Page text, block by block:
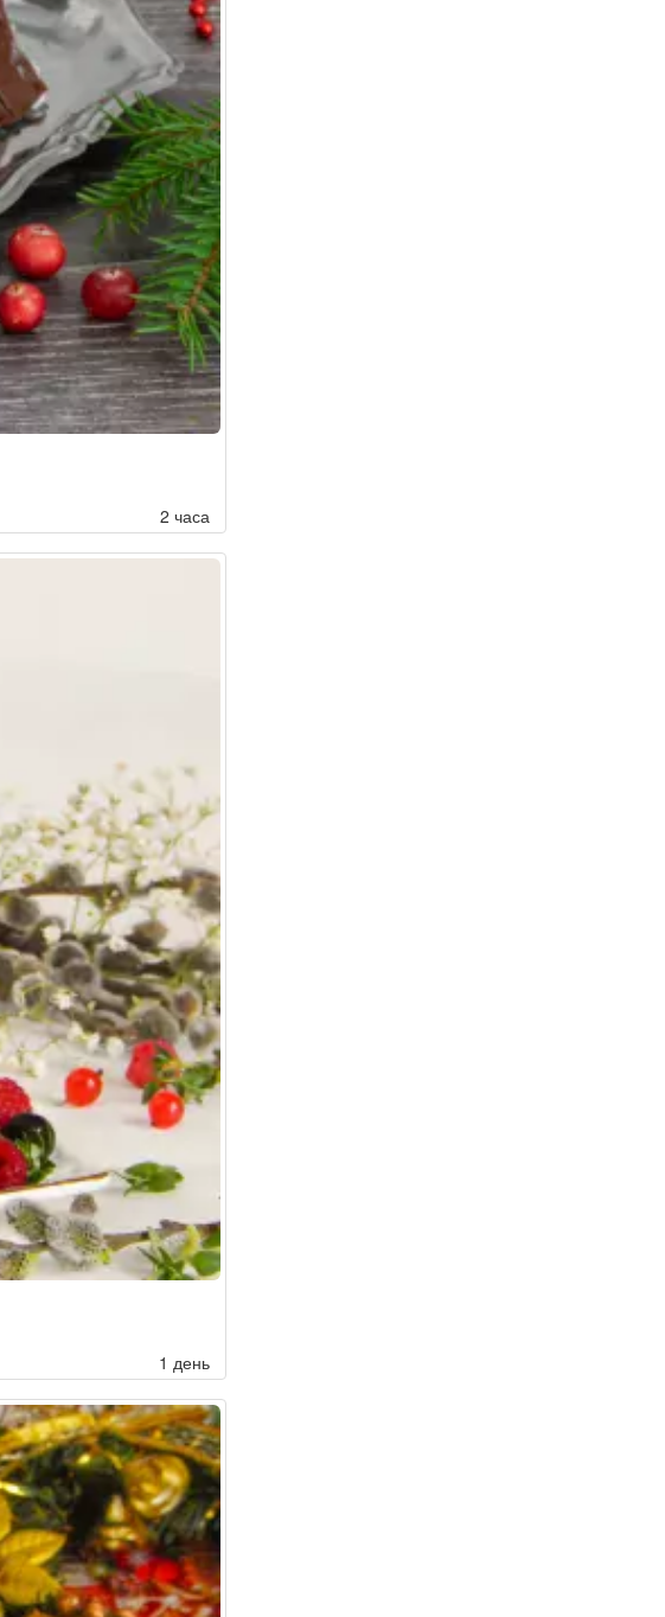
2 часа
1 день